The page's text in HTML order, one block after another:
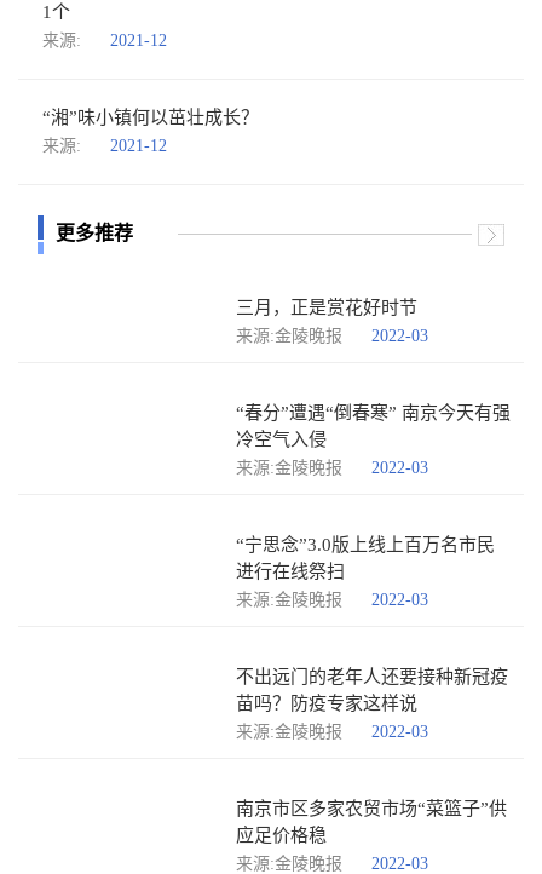
1个
来源: 2021-12
“湘”味小镇何以茁壮成长？
来源: 2021-12
更多推荐
三月，正是赏花好时节
来源:金陵晚报 2022-03
“春分”遭遇“倒春寒” 南京今天有强
冷空气入侵
来源:金陵晚报 2022-03
“宁思念”3.0版上线上百万名市民
进行在线祭扫
来源:金陵晚报 2022-03
不出远门的老年人还要接种新冠疫
苗吗？防疫专家这样说
来源:金陵晚报 2022-03
南京市区多家农贸市场“菜篮子”供
应足价格稳
来源:金陵晚报 2022-03